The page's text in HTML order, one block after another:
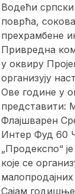
Водећи
поврћа,
прехрамбене
Привредна
у оквиру
организују
Ове године у
представити:
Флајшварен
Интер Фуд 60
„Продекспо“
које се
Сајам годишње